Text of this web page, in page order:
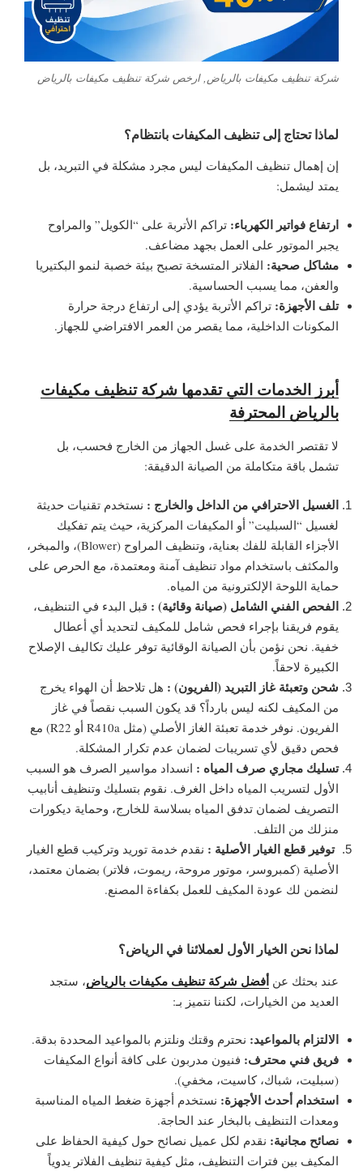
شركة تنظيف مكيفات بالرياض, ارخص شركة تنظيف مكيفات بالرياض
لماذا تحتاج إلى تنظيف المكيفات بانتظام؟
إن إهمال تنظيف المكيفات ليس مجرد مشكلة في التبريد، بل
يمتد ليشمل:
ارتفاع فواتير الكهرباء: تراكم الأتربة على “الكويل” والمراوح
يجبر الموتور على العمل بجهد مضاعف.
مشاكل صحية: الفلاتر المتسخة تصبح بيئة خصبة لنمو البكتيريا
والعفن، مما يسبب الحساسية.
تلف الأجهزة: تراكم الأتربة يؤدي إلى ارتفاع درجة حرارة
المكونات الداخلية، مما يقصر من العمر الافتراضي للجهاز.
أبرز الخدمات التي تقدمها شركة تنظيف مكيفات
بالرياض المحترفة
لا تقتصر الخدمة على غسل الجهاز من الخارج فحسب، بل
تشمل باقة متكاملة من الصيانة الدقيقة:
الغسيل الاحترافي من الداخل والخارج : نستخدم تقنيات حديثة
لغسيل “السبليت” أو المكيفات المركزية، حيث يتم تفكيك
الأجزاء القابلة للفك بعناية، وتنظيف المراوح (Blower)، والمبخر،
والمكثف باستخدام مواد تنظيف آمنة ومعتمدة، مع الحرص على
حماية اللوحة الإلكترونية من المياه.
الفحص الفني الشامل (صيانة وقائية) : قبل البدء في التنظيف،
يقوم فريقنا بإجراء فحص شامل للمكيف لتحديد أي أعطال
خفية. نحن نؤمن بأن الصيانة الوقائية توفر عليك تكاليف الإصلاح
الكبيرة لاحقاً.
شحن وتعبئة غاز التبريد (الفريون) : هل تلاحظ أن الهواء يخرج
من المكيف لكنه ليس بارداً؟ قد يكون السبب نقصاً في غاز
الفريون. نوفر خدمة تعبئة الغاز الأصلي (مثل R410a أو R22) مع
فحص دقيق لأي تسريبات لضمان عدم تكرار المشكلة.
تسليك مجاري صرف المياه : انسداد مواسير الصرف هو السبب
الأول لتسريب المياه داخل الغرف. نقوم بتسليك وتنظيف أنابيب
التصريف لضمان تدفق المياه بسلاسة للخارج، وحماية ديكورات
منزلك من التلف.
توفير قطع الغيار الأصلية : نقدم خدمة توريد وتركيب قطع الغيار
الأصلية (كمبروسر، موتور مروحة، ريموت، فلاتر) بضمان معتمد،
لنضمن لك عودة المكيف للعمل بكفاءة المصنع.
لماذا نحن الخيار الأول لعملائنا في الرياض؟
عند بحثك عن أفضل شركة تنظيف مكيفات بالرياض، ستجد
العديد من الخيارات، لكننا نتميز بـ:
الالتزام بالمواعيد: نحترم وقتك ونلتزم بالمواعيد المحددة بدقة.
فريق فني محترف: فنيون مدربون على كافة أنواع المكيفات
(سبليت، شباك، كاسيت، مخفي).
استخدام أحدث الأجهزة: نستخدم أجهزة ضغط المياه المناسبة
ومعدات التنظيف بالبخار عند الحاجة.
نصائح مجانية: نقدم لكل عميل نصائح حول كيفية الحفاظ على
المكيف بين فترات التنظيف، مثل كيفية تنظيف الفلاتر يدوياً